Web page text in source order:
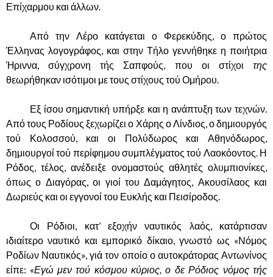
Επίχαρμου και άλλων.
Από την Λέρο κατάγεται ο Φερεκύδης, ο πρώτος
Έλληνας λογογράφος, και στην Τήλο γεννήθηκε η ποιήτρια
Ήριννα, σύγχρονη τής Σαπφούς, που οι στίχοι της
θεωρήθηκαν ισότιμοι με τους στίχους τού Ομήρου.
Εξ ίσου σημαντική υπήρξε και η ανάπτυξη των τεχνών.
Από τους Ροδίους ξεχωρίζει ο Χάρης ο Λίνδιος, ο δημιουργός
τού Κολοσσού, και οι Πολύδωρος και Αθηνόδωρος,
δημιουργοί τού περίφημου συμπλέγματος τού Λαοκόοντος. Η
Ρόδος, τέλος, ανέδειξε ονομαστούς αθλητές ολυμπιονίκες,
όπως ο Διαγόρας, οι γιοί του Δαμάγητος, Ακουσίλαος και
Δωριεύς και οι εγγονοί του Ευκλής και Πεισίροδος.
Οι Ρόδιοι, κατ’ εξοχήν ναυτικός λαός, κατάρτισαν
ιδιαίτερο ναυτικό και εμπορικό δίκαιο, γνωστό ως «Νόμος
Ροδίων Ναυτικός», γιά τον οποίο ο αυτοκράτορας Αντωνίνος
είπε: «Εγώ μεν τού κόσμου κύριος, ο δε Ρόδιος νόμος τής